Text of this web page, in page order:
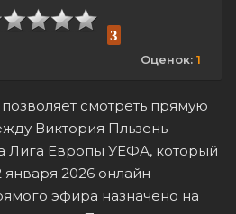
смотреть прямую
Виктория Пльзень —
Лига Европы УЕФА, который
января 2026 онлайн
эфира назначено на
3
Оценок: 1